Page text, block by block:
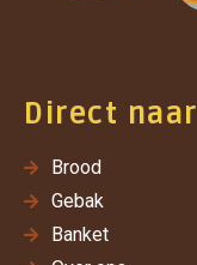
Direct naar
Brood
Gebak
Banket